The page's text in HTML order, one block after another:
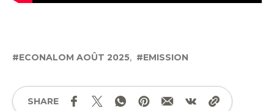
ECONALOM AOÛT 2025 EMISSION
SHARE